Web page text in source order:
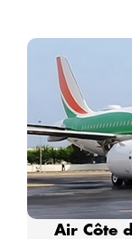
Air Côte